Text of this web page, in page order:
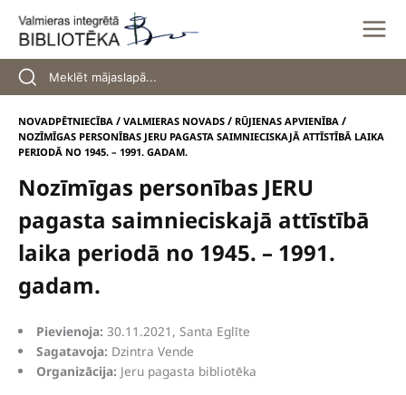
content
NOVADPĒTNIECĪBA / VALMIERAS NOVADS / RŪJIENAS APVIENĪBA /
NOZĪMĪGAS PERSONĪBAS JERU PAGASTA SAIMNIECISKAJĀ ATTĪSTĪBĀ LAIKA
PERIODĀ NO 1945. – 1991. GADAM.
Nozīmīgas personības JERU
pagasta saimnieciskajā attīstībā
laika periodā no 1945. – 1991.
gadam.
Pievienoja: 30.11.2021, Santa Eglīte
Sagatavoja: Dzintra Vende
Organizācija​: Jeru pagasta bibliotēka